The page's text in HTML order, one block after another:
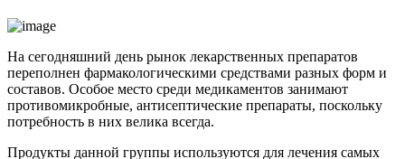
На сегодняшний день рынок лекарственных препаратов
переполнен фармакологическими средствами разных форм и
составов. Особое место среди медикаментов занимают
противомикробные, антисептические препараты, поскольку
потребность в них велика всегда.
Продукты данной группы используются для лечения самых